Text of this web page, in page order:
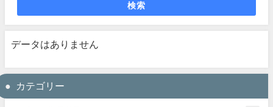
検索
データはありません
カテゴリー